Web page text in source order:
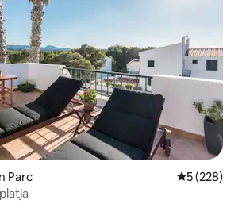
Parc 5 de
5 (228)